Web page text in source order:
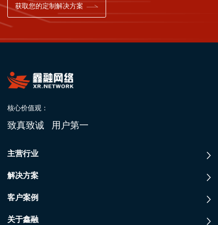
获取您的定制解决方案
核心价值观：
致真致诚 用户第一
主营行业
解决方案
客户案例
关于鑫融